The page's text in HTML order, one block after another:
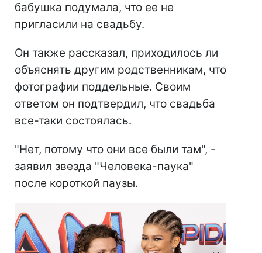
бабушка подумала, что ее не
пригласили на свадьбу.
Он также рассказал, приходилось ли
объяснять другим родственникам, что
фотографии поддельные. Своим
ответом он подтвердил, что свадьба
все-таки состоялась.
"Нет, потому что они все были там", -
заявил звезда "Человека-паука"
после короткой паузы.